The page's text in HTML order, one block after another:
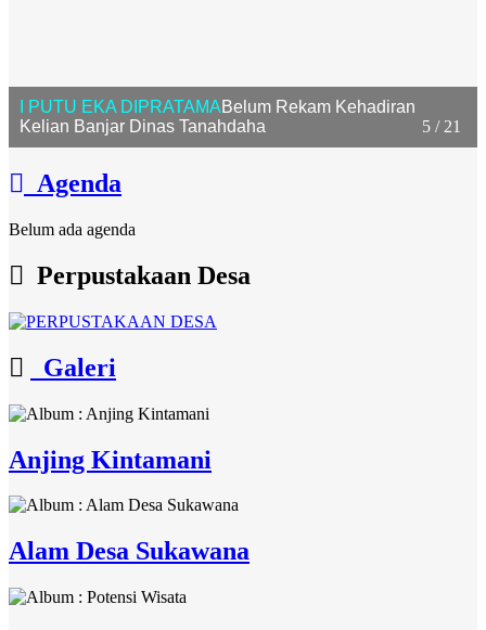
5 / 21
I PUTU EKA DIPRATAMABelum Rekam Kehadiran
Kelian Banjar Dinas Tanahdaha
Agenda
Belum ada agenda
Perpustakaan Desa
Galeri
Anjing Kintamani
Alam Desa Sukawana